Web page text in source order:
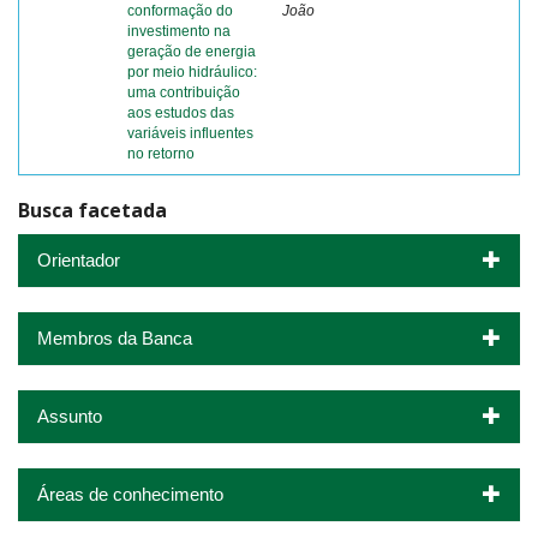
conformação do
investimento na
geração de energia
por meio hidráulico:
uma contribuição
aos estudos das
variáveis influentes
no retorno
João
Busca facetada
Orientador
Membros da Banca
Assunto
Áreas de conhecimento